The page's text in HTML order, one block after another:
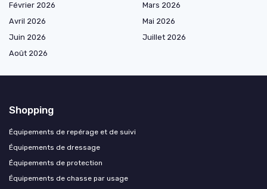
Février 2026
Mars 2026
Avril 2026
Mai 2026
Juin 2026
Juillet 2026
Août 2026
Shopping
Équipements de repérage et de suivi
Équipements de dressage
Équipements de protection
Équipements de chasse par usage